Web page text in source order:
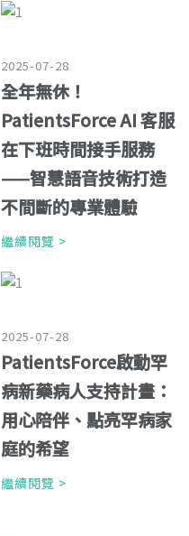
2025-07-28
全年無休！
PatientsForce AI 客服
在下班時間接手服務
——智慧語音技術打造
不間斷的專業體驗
繼續閱覽 >
2025-07-28
PatientsForce啟動罕
病新藥病人支持計畫：
用心陪伴、點亮罕病家
庭的希望
繼續閱覽 >